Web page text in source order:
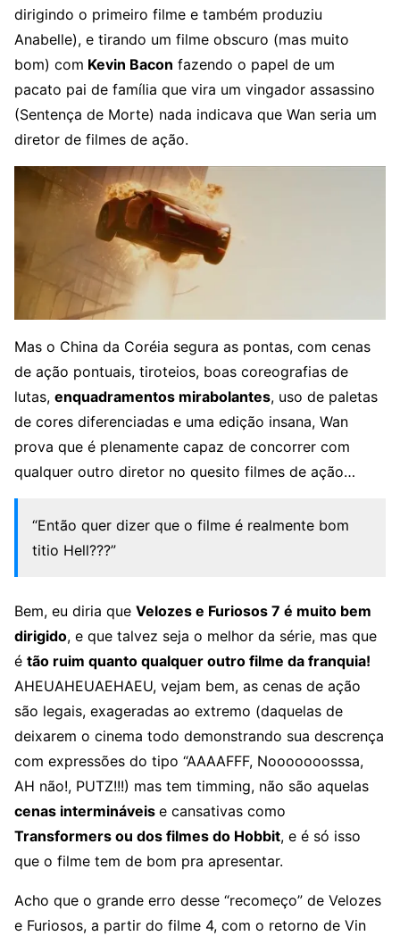
dirigindo o primeiro filme e também produziu
Anabelle), e tirando um filme obscuro (mas muito
bom) com Kevin Bacon fazendo o papel de um
pacato pai de família que vira um vingador assassino
(Sentença de Morte) nada indicava que Wan seria um
diretor de filmes de ação.
Mas o China da Coréia segura as pontas, com cenas
de ação pontuais, tiroteios, boas coreografias de
lutas, enquadramentos mirabolantes, uso de paletas
de cores diferenciadas e uma edição insana, Wan
prova que é plenamente capaz de concorrer com
qualquer outro diretor no quesito filmes de ação…
“Então quer dizer que o filme é realmente bom
titio Hell???”
Bem, eu diria que Velozes e Furiosos 7 é muito bem
dirigido, e que talvez seja o melhor da série, mas que
é tão ruim quanto qualquer outro filme da franquia!
AHEUAHEUAEHAEU, vejam bem, as cenas de ação
são legais, exageradas ao extremo (daquelas de
deixarem o cinema todo demonstrando sua descrença
com expressões do tipo “AAAAFFF, Nooooooosssa,
AH não!, PUTZ!!!) mas tem timming, não são aquelas
cenas intermináveis e cansativas como
Transformers ou dos filmes do Hobbit, e é só isso
que o filme tem de bom pra apresentar.
Acho que o grande erro desse “recomeço” de Velozes
e Furiosos, a partir do filme 4, com o retorno de Vin